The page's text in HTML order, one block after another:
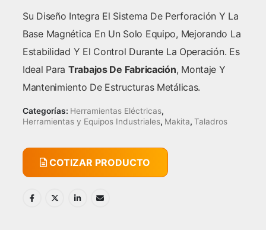
Su Diseño Integra El Sistema De Perforación Y La
Base Magnética En Un Solo Equipo, Mejorando La
Estabilidad Y El Control Durante La Operación. Es
Ideal Para Trabajos De Fabricación, Montaje Y
Mantenimiento De Estructuras Metálicas.
Categorías: Herramientas Eléctricas,
Herramientas y Equipos Industriales, Makita, Taladros
COTIZAR PRODUCTO